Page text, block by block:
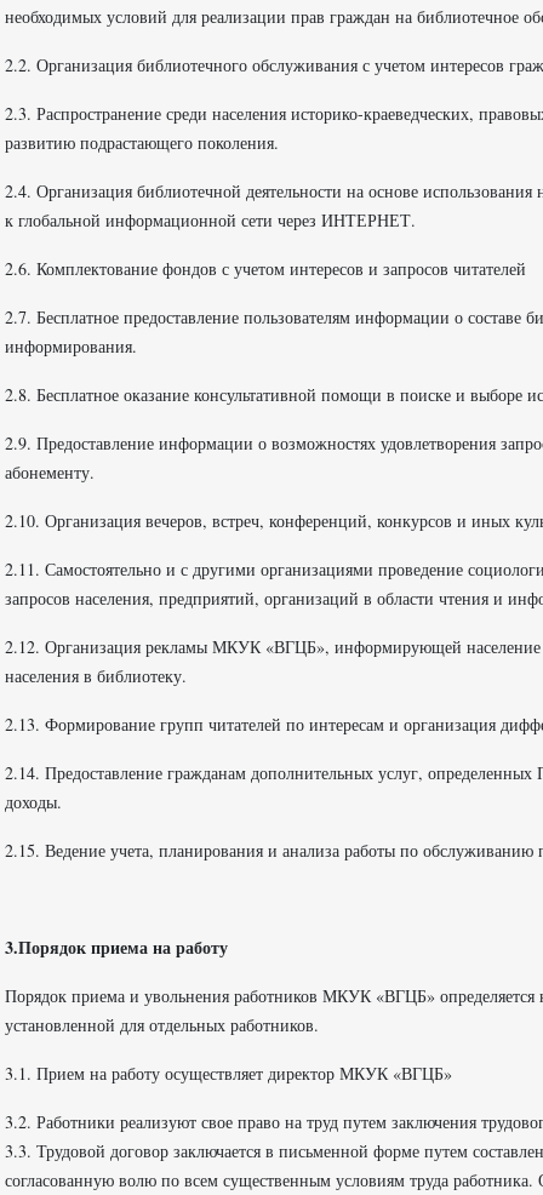
необходимых условий для реализации прав граждан на библиотечное
2.2. Организация библиотечного обслуживания с учетом интересов
2.3. Распространение среди населения историко-краеведческих,
развитию подрастающего поколения.
2.4. Организация библиотечной деятельности на основе
к глобальной информационной сети через ИНТЕРНЕТ.
2.6. Комплектование фондов с учетом интересов и запросов читателей
2.7. Бесплатное предоставление пользователям информации о
информирования.
2.8. Бесплатное оказание консультативной помощи в поиске и выборе
2.9. Предоставление информации о возможностях удовлетворения
абонементу.
2.10. Организация вечеров, встреч, конференций, конкурсов и иных
2.11. Самостоятельно и с другими организациями проведение
запросов населения, предприятий, организаций в области чтения и
2.12. Организация рекламы МКУК «ВГЦБ», информирующей
населения в библиотеку.
2.13. Формирование групп читателей по интересам и организация
2.14. Предоставление гражданам дополнительных услуг,
доходы.
2.15. Ведение учета, планирования и анализа работы по
3.Порядок приема на работу
Порядок приема и увольнения работников МКУК «ВГЦБ»
установленной для отдельных работников.
3.1. Прием на работу осуществляет директор МКУК «ВГЦБ»
3.2. Работники реализуют свое право на труд путем заключения
3.3. Трудовой договор заключается в письменной форме путем
согласованную волю по всем существенным условиям труда